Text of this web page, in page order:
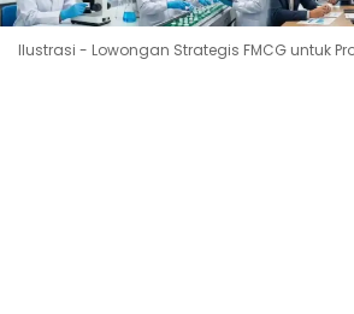
Ilustrasi - Lowongan Strategis FMCG untuk